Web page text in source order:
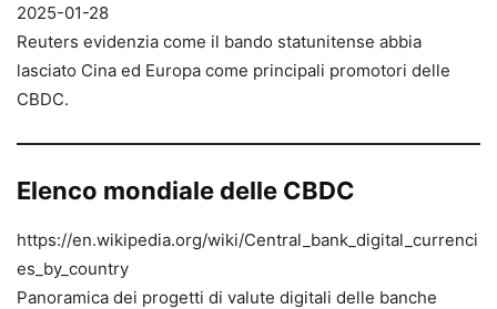
2025-01-28
Reuters evidenzia come il bando statunitense abbia
lasciato Cina ed Europa come principali promotori delle
CBDC.
Elenco mondiale delle CBDC
https://en.wikipedia.org/wiki/Central_bank_digital_currenci
es_by_country
Panoramica dei progetti di valute digitali delle banche